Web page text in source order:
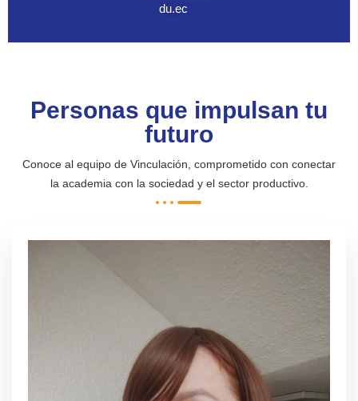
du.ec
Personas que impulsan tu
futuro
Conoce al equipo de Vinculación, comprometido con conectar
la academia con la sociedad y el sector productivo.